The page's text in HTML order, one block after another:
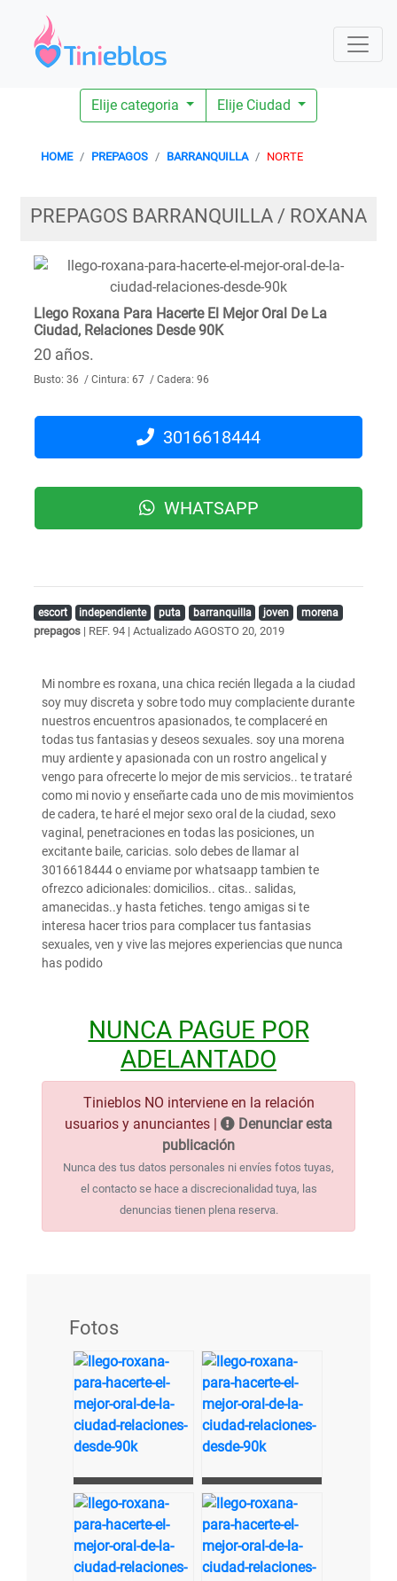
Elije categoria Elije Ciudad
HOME PREPAGOS BARRANQUILLA NORTE
PREPAGOS BARRANQUILLA / ROXANA
Llego Roxana Para Hacerte El Mejor Oral De La
Ciudad, Relaciones Desde 90K
20 años.
Busto: 36 / Cintura: 67 / Cadera: 96
3016618444
WHATSAPP
escort independiente puta barranquilla joven morena
prepagos | REF. 94 | Actualizado AGOSTO 20, 2019
Mi nombre es roxana, una chica recién llegada a la ciudad
soy muy discreta y sobre todo muy complaciente durante
nuestros encuentros apasionados, te complaceré en
todas tus fantasias y deseos sexuales. soy una morena
muy ardiente y apasionada con un rostro angelical y
vengo para ofrecerte lo mejor de mis servicios.. te trataré
como mi novio y enseñarte cada uno de mis movimientos
de cadera, te haré el mejor sexo oral de la ciudad, sexo
vaginal, penetraciones en todas las posiciones, un
excitante baile, caricias. solo debes de llamar al
3016618444 o enviame por whatsaapp tambien te
ofrezco adicionales: domicilios.. citas.. salidas,
amanecidas..y hasta fetiches. tengo amigas si te
interesa hacer trios para complacer tus fantasias
sexuales, ven y vive las mejores experiencias que nunca
has podido
NUNCA PAGUE POR
ADELANTADO
Tinieblos NO interviene en la relación
usuarios y anunciantes |
Denunciar esta
publicación
Nunca des tus datos personales ni envíes fotos tuyas,
el contacto se hace a discrecionalidad tuya, las
denuncias tienen plena reserva.
Fotos